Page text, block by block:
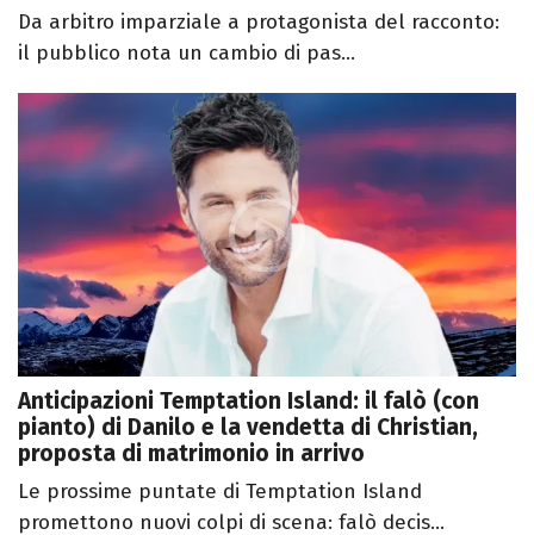
Da arbitro imparziale a protagonista del racconto:
il pubblico nota un cambio di pas...
Anticipazioni Temptation Island: il falò (con
pianto) di Danilo e la vendetta di Christian,
proposta di matrimonio in arrivo
Le prossime puntate di Temptation Island
promettono nuovi colpi di scena: falò decis...